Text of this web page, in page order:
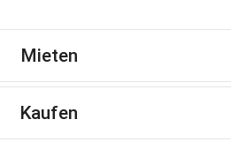
Mieten
Kaufen